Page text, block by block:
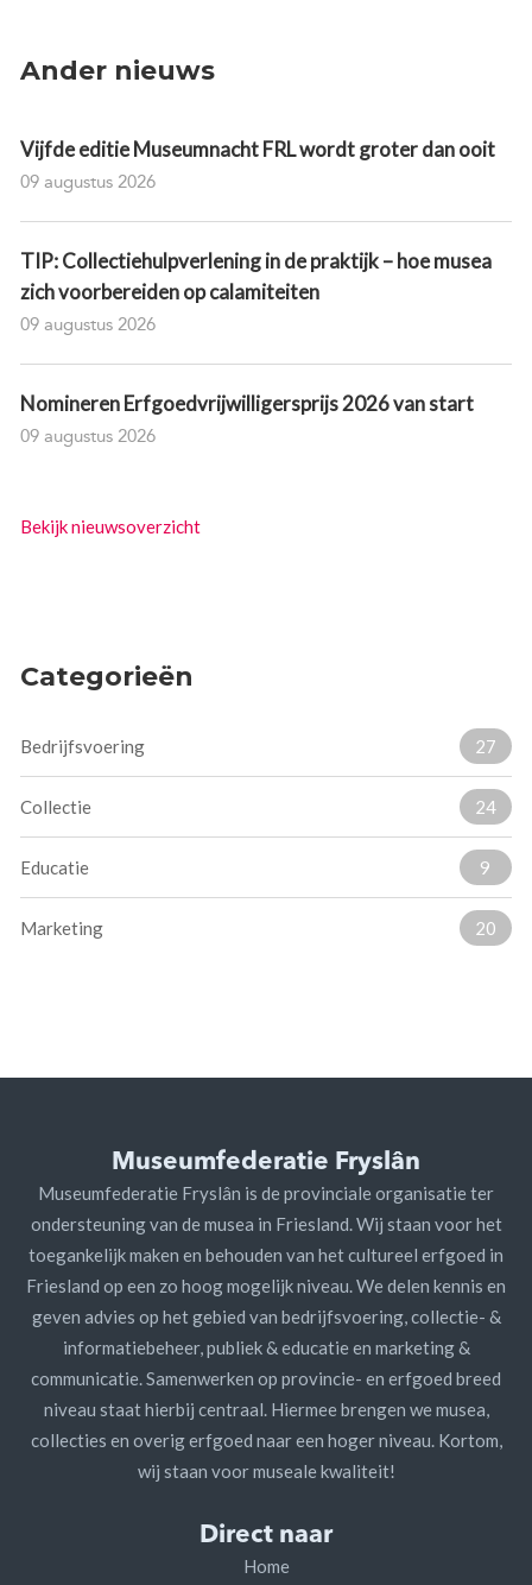
Ander nieuws
Vijfde editie Museumnacht FRL wordt groter dan ooit
09 augustus 2026
TIP: Collectiehulpverlening in de praktijk – hoe musea
zich voorbereiden op calamiteiten
09 augustus 2026
Nomineren Erfgoedvrijwilligersprijs 2026 van start
09 augustus 2026
Bekijk nieuwsoverzicht
Categorieën
Bedrijfsvoering 27
Collectie 24
Educatie 9
Marketing 20
Museumfederatie Fryslân
Museumfederatie Fryslân is de provinciale organisatie ter
ondersteuning van de musea in Friesland. Wij staan voor het
toegankelijk maken en behouden van het cultureel erfgoed in
Friesland op een zo hoog mogelijk niveau. We delen kennis en
geven advies op het gebied van bedrijfsvoering, collectie- &
informatiebeheer, publiek & educatie en marketing &
communicatie. Samenwerken op provincie- en erfgoed breed
niveau staat hierbij centraal. Hiermee brengen we musea,
collecties en overig erfgoed naar een hoger niveau. Kortom,
wij staan voor museale kwaliteit!
Direct naar
Home